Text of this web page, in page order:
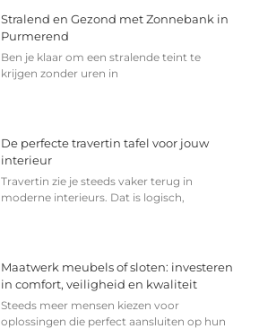
Stralend en Gezond met Zonnebank in
Purmerend
Ben je klaar om een stralende teint te
krijgen zonder uren in
De perfecte travertin tafel voor jouw
interieur
Travertin zie je steeds vaker terug in
moderne interieurs. Dat is logisch,
Maatwerk meubels of sloten: investeren
in comfort, veiligheid en kwaliteit
Steeds meer mensen kiezen voor
oplossingen die perfect aansluiten op hun